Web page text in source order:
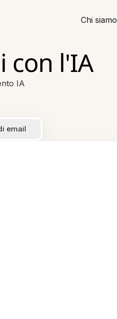
Chi siamo
con l'IA
IA
email